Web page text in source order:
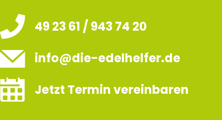
49 23 61 / 943 74 20
info@die-edelhelfer.de
Jetzt Termin vereinbaren